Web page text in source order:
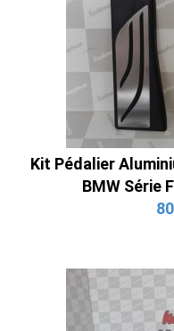
Kit Pédalier
BMW Série